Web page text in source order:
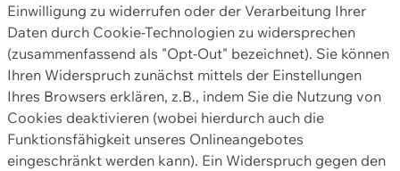
Einwilligung zu widerrufen oder der Verarbeitung Ihrer
Daten durch Cookie-Technologien zu widersprechen
(zusammenfassend als "Opt-Out" bezeichnet). Sie können
Ihren Widerspruch zunächst mittels der Einstellungen
Ihres Browsers erklären, z.B., indem Sie die Nutzung von
Cookies deaktivieren (wobei hierdurch auch die
Funktionsfähigkeit unseres Onlineangebotes
eingeschränkt werden kann). Ein Widerspruch gegen den